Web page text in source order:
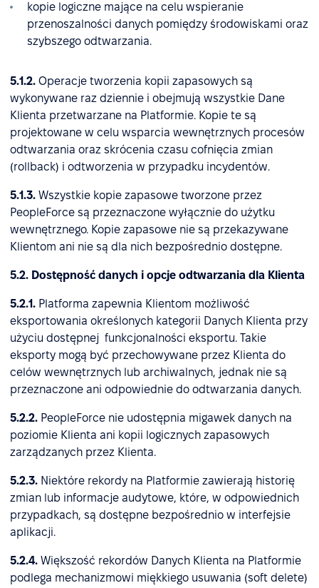
kopie logiczne mające na celu wspieranie
przenoszalności danych pomiędzy środowiskami oraz
szybszego odtwarzania.
5.1.2. Operacje tworzenia kopii zapasowych są
wykonywane raz dziennie i obejmują wszystkie Dane
Klienta przetwarzane na Platformie. Kopie te są
projektowane w celu wsparcia wewnętrznych procesów
odtwarzania oraz skrócenia czasu cofnięcia zmian
(rollback) i odtworzenia w przypadku incydentów.
5.1.3. Wszystkie kopie zapasowe tworzone przez
PeopleForce są przeznaczone wyłącznie do użytku
wewnętrznego. Kopie zapasowe nie są przekazywane
Klientom ani nie są dla nich bezpośrednio dostępne.
5.2. Dostępność danych i opcje odtwarzania dla Klienta
5.2.1. Platforma zapewnia Klientom możliwość
eksportowania określonych kategorii Danych Klienta przy
użyciu dostępnej funkcjonalności eksportu. Takie
eksporty mogą być przechowywane przez Klienta do
celów wewnętrznych lub archiwalnych, jednak nie są
przeznaczone ani odpowiednie do odtwarzania danych.
5.2.2. PeopleForce nie udostępnia migawek danych na
poziomie Klienta ani kopii logicznych zapasowych
zarządzanych przez Klienta.
5.2.3. Niektóre rekordy na Platformie zawierają historię
zmian lub informacje audytowe, które, w odpowiednich
przypadkach, są dostępne bezpośrednio w interfejsie
aplikacji.
5.2.4. Większość rekordów Danych Klienta na Platformie
podlega mechanizmowi miękkiego usuwania (soft delete)